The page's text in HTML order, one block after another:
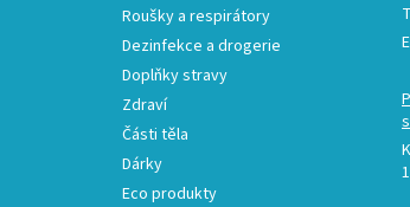
Roušky a respirátory
Dezinfekce a drogerie
Doplňky stravy
Zdraví
Části těla
Dárky
Eco produkty